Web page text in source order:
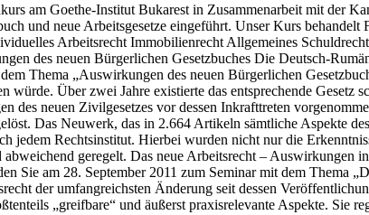
am Goethe-Institut Bukarest in Zusammenarbeit mit der
und neue Arbeitsgesetze eingeführt. Unser Kurs behandelt
Arbeitsrecht Immobilienrecht Allgemeines
des neuen Bürgerlichen Gesetzbuches Die Deutsch-
Thema „Auswirkungen des neuen Bürgerlichen
würde. Über zwei Jahre existierte das entsprechende Gesetz
des neuen Zivilgesetzes vor dessen Inkrafttreten
Das Neuwerk, das in 2.664 Artikeln sämtliche Aspekte
jedem Rechtsinstitut. Hierbei wurden nicht nur die
geregelt. Das neue Arbeitsrecht – Auswirkungen
am 28. September 2011 zum Seminar mit dem Thema
der umfangreichsten Änderung seit dessen
„greifbare“ und äußerst praxisrelevante Aspekte. Sie